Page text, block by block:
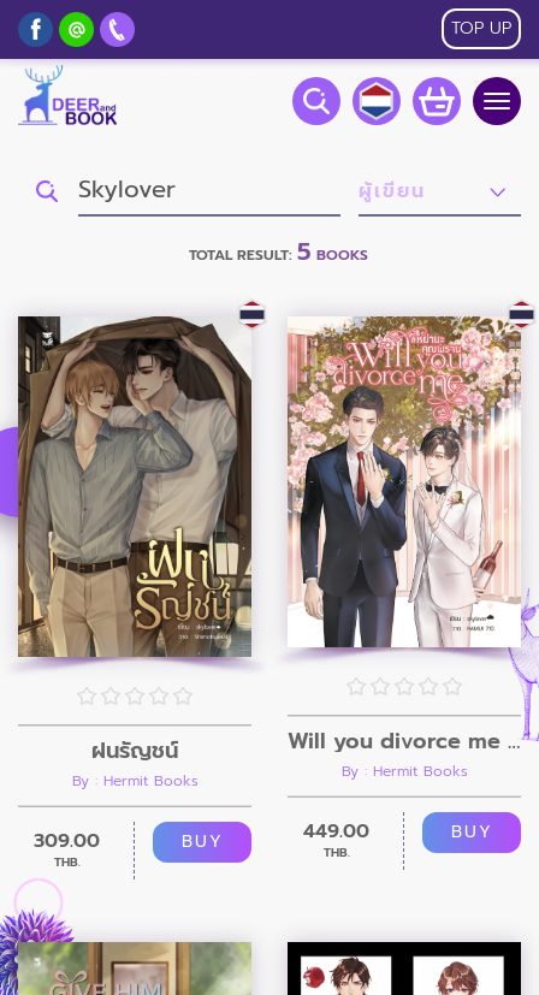
TOP UP
TOTAL RESULT: 5 BOOKS
ฝนรัญชน์
By : Hermit Books
309.00
THB.
BUY
Will you divorce me หย่านะคุณพราน
By : Hermit Books
449.00
THB.
BUY